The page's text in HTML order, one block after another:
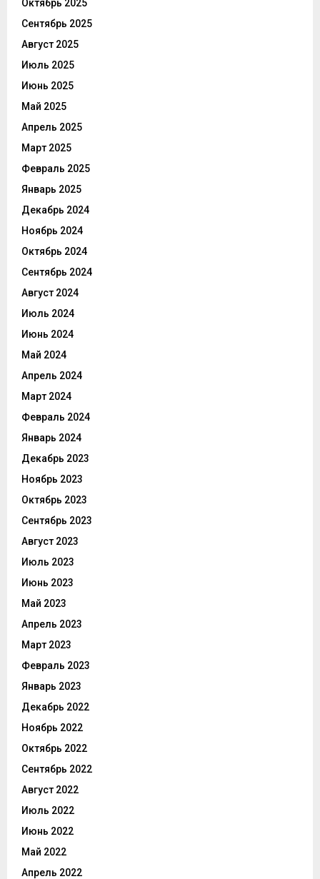
Октябрь 2025
Сентябрь 2025
Август 2025
Июль 2025
Июнь 2025
Май 2025
Апрель 2025
Март 2025
Февраль 2025
Январь 2025
Декабрь 2024
Ноябрь 2024
Октябрь 2024
Сентябрь 2024
Август 2024
Июль 2024
Июнь 2024
Май 2024
Апрель 2024
Март 2024
Февраль 2024
Январь 2024
Декабрь 2023
Ноябрь 2023
Октябрь 2023
Сентябрь 2023
Август 2023
Июль 2023
Июнь 2023
Май 2023
Апрель 2023
Март 2023
Февраль 2023
Январь 2023
Декабрь 2022
Ноябрь 2022
Октябрь 2022
Сентябрь 2022
Август 2022
Июль 2022
Июнь 2022
Май 2022
Апрель 2022